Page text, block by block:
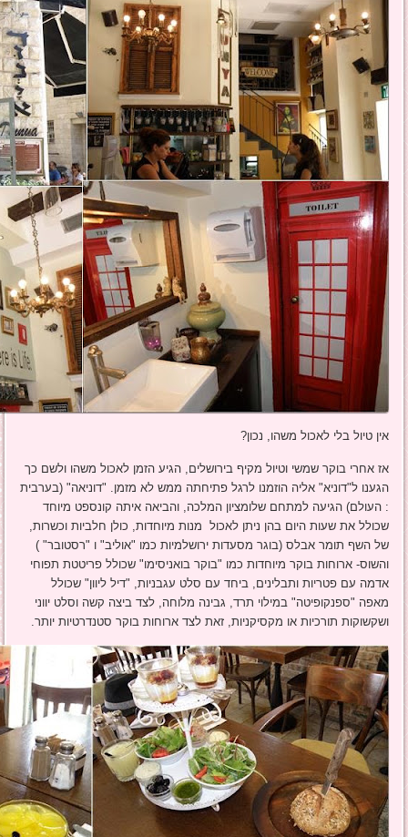
אין טיול בלי לאכול משהו, נכון?
אז אחרי בוקר שמשי וטיול מקיף בירושלים, הגיע הזמן לאכול משהו ולשם כך
הגענו ל"דוניא" אליה הוזמנו לרגל פתיחתה ממש לא מזמן. "דוניאה" (בערבית
: העולם) הגיעה למתחם שלומציון המלכה, והביאה איתה קונספט מיוחד
שכולל את שעות היום בהן ניתן לאכול מנות מיוחדות, כולן חלביות וכשרות,
של השף תומר אבלס (בוגר מסעדות ירושלמיות כמו "אוליב" ו "רסטובר" )
והשוס- ארוחות בוקר מיוחדות כמו "בוקר בואניסימו" שכולל פריטטת תפוחי
אדמה עם פטריות ותבלינים, ביחד עם סלט עגבניות, "דיל ליוון" שכולל
מאפה "ספנקופיטה" במילוי תרד, גבינה מלוחה, לצד ביצה קשה וסלט יווני
ושקשוקות תורכיות או מקסיקניות, זאת לצד ארוחות בוקר סטנדרטיות יותר.